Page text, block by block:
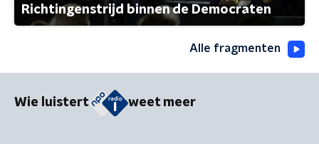
Richtingenstrijd binnen de Democraten
Alle fragmenten
Wie luistert weet meer